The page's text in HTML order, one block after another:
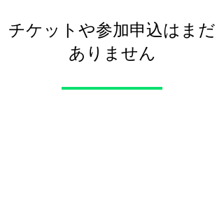
チケットや参加申込はまだ
ありません